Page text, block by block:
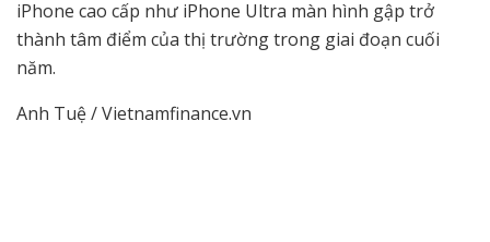
iPhone cao cấp như iPhone Ultra màn hình gập trở
thành tâm điểm của thị trường trong giai đoạn cuối
năm.
Anh Tuệ / Vietnamfinance.vn